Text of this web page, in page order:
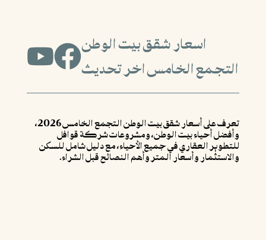
اسعار شقق بيت الوطن
التجمع الخامس اخر تحديث
تعرف على أسعار شقق بيت الوطن التجمع الخامس 2026،
وأفضل أحياء بيت الوطن، ومشروعات شركة قوافل
للتطوير العقاري في جميع الأحياء، مع دليل شامل للسكن
والاستثمار وأسعار المتر وأهم النصائح قبل الشراء.